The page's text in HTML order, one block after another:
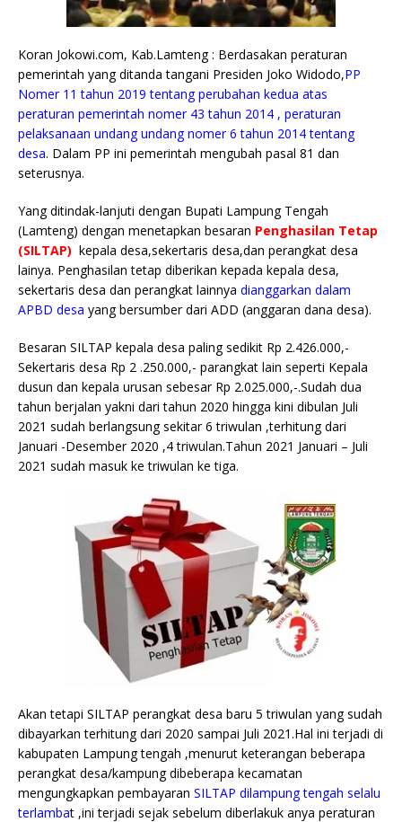
Koran Jokowi.com, Kab.Lamteng : Berdasakan peraturan
pemerintah yang ditanda tangani Presiden Joko Widodo,PP
Nomer 11 tahun 2019 tentang perubahan kedua atas
peraturan pemerintah nomer 43 tahun 2014 , peraturan
pelaksanaan undang undang nomer 6 tahun 2014 tentang
desa. Dalam PP ini pemerintah mengubah pasal 81 dan
seterusnya.
Yang ditindak-lanjuti dengan Bupati Lampung Tengah
(Lamteng) dengan menetapkan besaran Penghasilan Tetap
(SILTAP) kepala desa,sekertaris desa,dan perangkat desa
lainya. Penghasilan tetap diberikan kepada kepala desa,
sekertaris desa dan perangkat lainnya dianggarkan dalam
APBD desa yang bersumber dari ADD (anggaran dana desa).
Besaran SILTAP kepala desa paling sedikit Rp 2.426.000,-
Sekertaris desa Rp 2 .250.000,- parangkat lain seperti Kepala
dusun dan kepala urusan sebesar Rp 2.025.000,-.Sudah dua
tahun berjalan yakni dari tahun 2020 hingga kini dibulan Juli
2021 sudah berlangsung sekitar 6 triwulan ,terhitung dari
Januari -Desember 2020 ,4 triwulan.Tahun 2021 Januari – Juli
2021 sudah masuk ke triwulan ke tiga.
Akan tetapi SILTAP perangkat desa baru 5 triwulan yang sudah
dibayarkan terhitung dari 2020 sampai Juli 2021.Hal ini terjadi di
kabupaten Lampung tengah ,menurut keterangan beberapa
perangkat desa/kampung dibeberapa kecamatan
mengungkapkan pembayaran SILTAP dilampung tengah selalu
terlambat ,ini terjadi sejak sebelum diberlakuk anya peraturan